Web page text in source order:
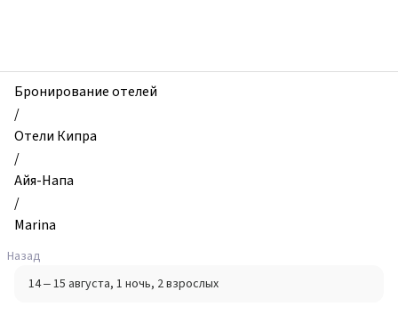
Marina,
Айя-
Напа,
Кипр
Бронирование отелей
/
Отели Кипра
/
Айя-Напа
/
Marina
Назад
14 – 15 августа, 1 ночь, 2 взрослых